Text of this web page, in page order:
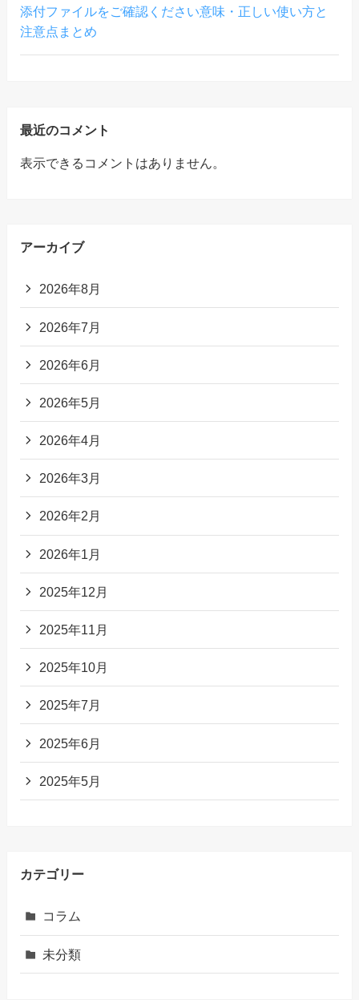
添付ファイルをご確認ください意味・正しい使い方と
注意点まとめ
最近のコメント
表示できるコメントはありません。
アーカイブ
2026年8月
2026年7月
2026年6月
2026年5月
2026年4月
2026年3月
2026年2月
2026年1月
2025年12月
2025年11月
2025年10月
2025年7月
2025年6月
2025年5月
カテゴリー
コラム
未分類